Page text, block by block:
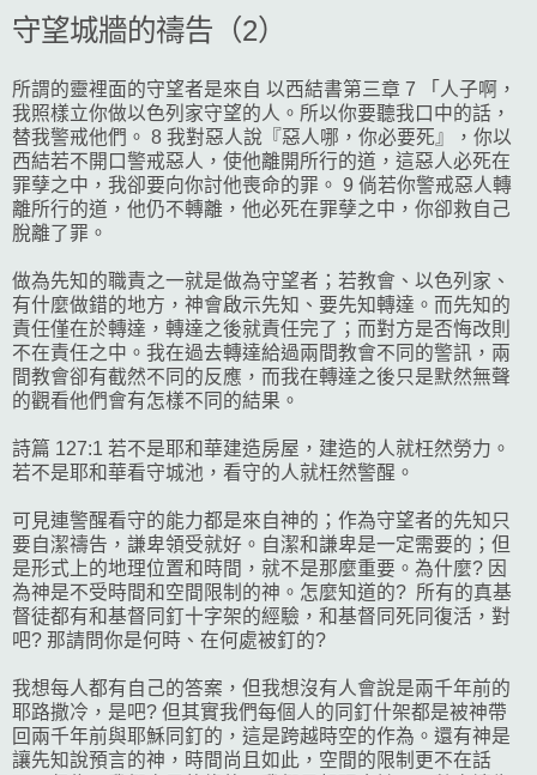
守望城牆的禱告（2）
所謂的靈裡面的守望者是來自 以西結書第三章 7 「人子啊，
我照樣立你做以色列家守望的人。所以你要聽我口中的話，
替我警戒他們。 8 我對惡人說『惡人哪，你必要死』，你以
西結若不開口警戒惡人，使他離開所行的道，這惡人必死在
罪孽之中，我卻要向你討他喪命的罪。 9 倘若你警戒惡人轉
離所行的道，他仍不轉離，他必死在罪孽之中，你卻救自己
脫離了罪。
做為先知的職責之一就是做為守望者；若教會、以色列家、
有什麼做錯的地方，神會啟示先知、要先知轉達。而先知的
責任僅在於轉達，轉達之後就責任完了；而對方是否悔改則
不在責任之中。我在過去轉達給過兩間教會不同的警訊，兩
間教會卻有截然不同的反應，而我在轉達之後只是默然無聲
的觀看他們會有怎樣不同的結果。
詩篇 127:1 若不是耶和華建造房屋，建造的人就枉然勞力。
若不是耶和華看守城池，看守的人就枉然警醒。
可見連警醒看守的能力都是來自神的；作為守望者的先知只
要自潔禱告，謙卑領受就好。自潔和謙卑是一定需要的；但
是形式上的地理位置和時間，就不是那麼重要。為什麼? 因
為神是不受時間和空間限制的神。怎麼知道的? 所有的真基
督徒都有和基督同釘十字架的經驗，和基督同死同復活，對
吧? 那請問你是何時、在何處被釘的?
我想每人都有自己的答案，但我想沒有人會說是兩千年前的
耶路撒冷，是吧? 但其實我們每個人的同釘什架都是被神帶
回兩千年前與耶穌同釘的，這是跨越時空的作為。還有神是
讓先知說預言的神，時間尚且如此，空間的限制更不在話